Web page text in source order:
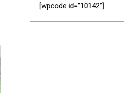
[wpcode id="10142"]